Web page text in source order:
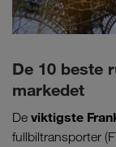
De 10 beste
markedet
De viktigste
fullbiltransporter